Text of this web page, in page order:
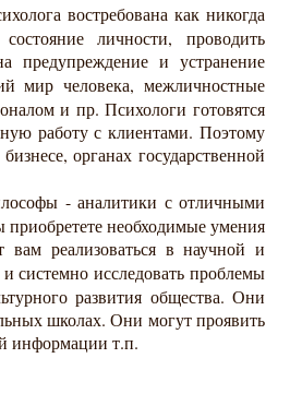
востребована как никогда
личности, проводить
предупреждение и устранение
мир человека, межличностные
и пр. Психологи готовятся
работу с клиентами. Поэтому
органах государственной
- аналитики с отличными
необходимые умения
реализоваться в научной и
системно исследовать проблемы
развития общества. Они
школах. Они могут проявить
информации т.п.